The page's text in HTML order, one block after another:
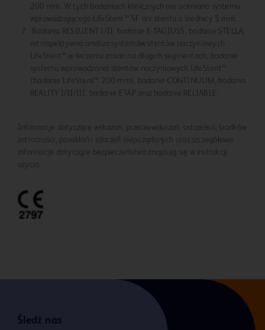
200 mm. W tych badaniach klinicznych nie oceniano systemu
wprowadzającego LifeStent™ 5F ani stentu o średnicy 5 mm.
Badania RESILIENT I/II, badanie E-TAGIUSS, badanie STELLA,
retrospektywna analiza systemów stentów naczyniowych
LifeStent™ w leczeniu zmian na długich segmentach, badanie
systemu wprowadzania stentów naczyniowych LifeStent™
(badanie LifeStent™ 200 mm), badanie CONTINUUM, badania
REALITY I/II/III, badanie ETAP oraz badanie RELIABLE.
Informacje dotyczące wskazań, przeciwwskazań, ostrzeżeń, środków
ostrożności, powikłań i zdarzeń niepożądanych oraz szczegółowe
informacje dotyczące bezpieczeństwa znajdują się w instrukcji
użycia.
Śledź nas